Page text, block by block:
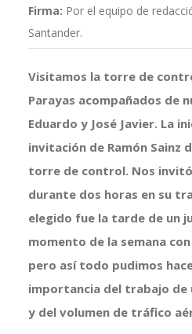
Firma: Por el equipo de
Santander.
Visitamos la torre de
Parayas acompañados de
Eduardo y José Javier. La
invitación de Ramón Sainz
torre de control. Nos
durante dos horas en su
elegido fue la tarde de un
momento de la semana
pero así todo pudimos
importancia del trabajo
y del volumen de tráfico